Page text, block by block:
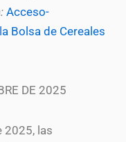
Acceso-
Bolsa de Cereales
DE 2025
2025, las